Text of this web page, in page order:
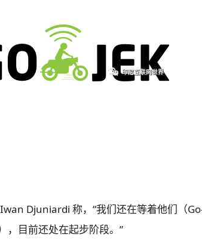
Djuniardi 称，“我们还在等着他们（
，目前还处在起步阶段。”